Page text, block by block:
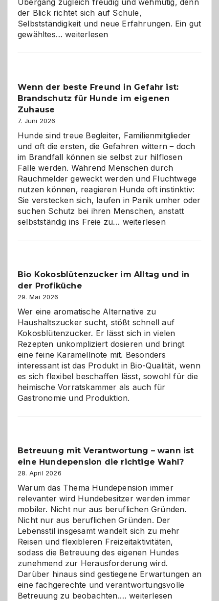
der Blick richtet sich auf Schule,
Selbstständigkeit und neue Erfahrungen. Ein gut
gewähltes…Abschied
und
herzlich
weiterlesen
Wenn der beste Freund in Gefahr ist:
Brandschutz für Hunde im eigenen
Zuhause
7. Juni 2026
Hunde sind treue Begleiter, Familienmitglieder
und oft die ersten, die Gefahren wittern – doch
im Brandfall können sie selbst zur hilflosen
Falle werden. Während Menschen durch
Rauchmelder geweckt werden und Fluchtwege
nutzen können, reagieren Hunde oft instinktiv:
Sie verstecken sich, laufen in Panik umher oder
suchen Schutz bei ihren Menschen, anstatt
selbstständig ins Freie zu… Wenn
Gefahr
für
Hunde
im
eigenen
Zuhause
weiterlesen
Bio Kokosblütenzucker im Alltag und in
der Profiküche
29. Mai 2026
Wer eine aromatische Alternative zu
Haushaltszucker sucht, stößt schnell auf
Kokosblütenzucker. Er lässt sich in vielen
Rezepten unkompliziert dosieren und bringt
eine feine Karamellnote mit. Besonders
interessant ist das Produkt in Bio-Qualität, wenn
es sich flexibel beschaffen lässt, sowohl für die
heimische Vorratskammer als auch für
Gastronomie und Produktion.
Betreuung mit Verantwortung – wann ist
eine Hundepension die richtige Wahl?
28. April 2026
Warum das Thema Hundepension immer
relevanter wird Hundebesitzer werden immer
mobiler. Nicht nur aus beruflichen Gründen.
Nicht nur aus beruflichen Gründen. Der
Lebensstil insgesamt wandelt sich zu mehr
Reisen und flexibleren Freizeitaktivitäten,
sodass die Betreuung des eigenen Hundes
zunehmend zur Herausforderung wird.
Darüber hinaus sind gestiegene Erwartungen an
eine fachgerechte und verantwortungsvolle
Betreuung zu beobachten.…Betreuung
weiterlesen